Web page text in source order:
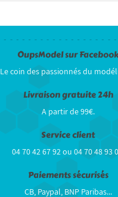
OupsModel sur
Le coin des passionnés du
Livraison gratuite 24h
A partir de 99€.
Service client
04 70 42 67 92 ou 04 70 48 93
Paiements sécurisés
CB, Paypal, BNP Paribas...